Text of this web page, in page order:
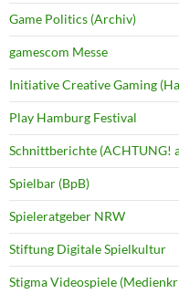
Game Politics (Archiv)
gamescom Messe
Initiative Creative Gaming
Play Hamburg Festival
Schnittberichte (ACHTUNG!
Spielbar (BpB)
Spieleratgeber NRW
Stiftung Digitale Spielkultur
Stigma Videospiele